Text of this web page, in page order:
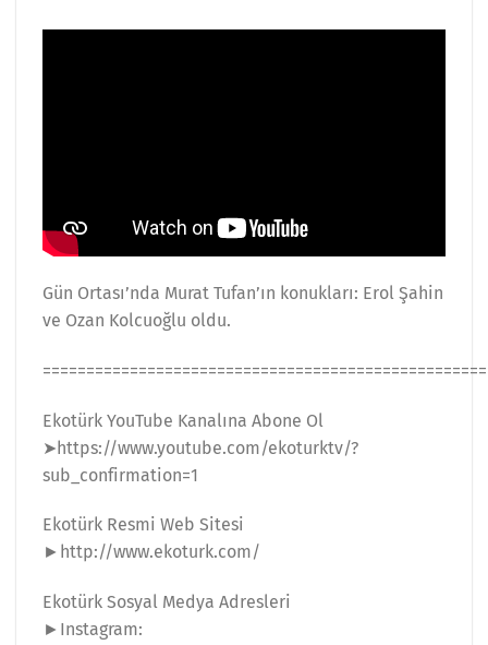
Gün Ortası’nda Murat Tufan’ın konukları: Erol Şahin
ve Ozan Kolcuoğlu oldu.
Ekotürk YouTube Kanalına Abone Ol
➤https://www.youtube.com/ekoturktv/?
sub_confirmation=1
Ekotürk Resmi Web Sitesi
►http://www.ekoturk.com/
Ekotürk Sosyal Medya Adresleri
►Instagram: